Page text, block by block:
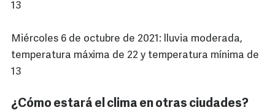
13
Miércoles 6 de octubre de 2021: lluvia moderada,
temperatura máxima de 22 y temperatura mínima de
13
¿Cómo estará el clima en otras ciudades?